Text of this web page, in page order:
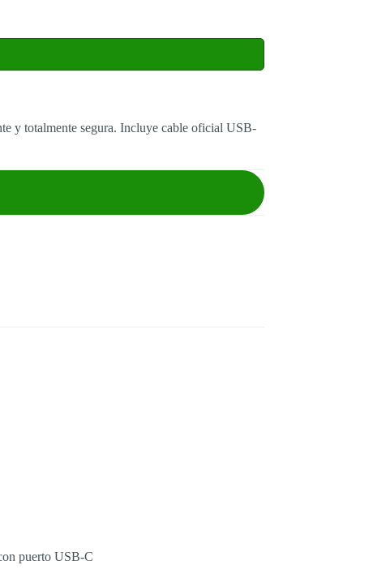
y totalmente segura. Incluye cable oficial USB-
puerto USB-C